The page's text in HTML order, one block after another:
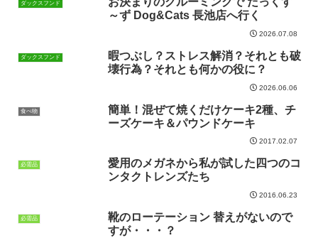
ダックスフンド
～ず Dog&Cats 長池店へ行く
2026.07.08
ダックスフンド
暇つぶし？ストレス解消？それとも破
壊行為？それとも何かの役に？
2026.06.06
食べ物
簡単！混ぜて焼くだけケーキ2種、チ
ーズケーキ＆パウンドケーキ
2017.02.07
必需品
愛用のメガネから私が試した四つのコ
ンタクトレンズたち
2016.06.23
必需品
靴のローテーション 替えがないので
すが・・・？